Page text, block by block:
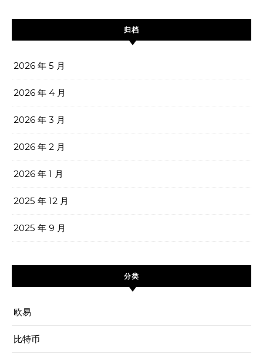
归档
2026 年 5 月
2026 年 4 月
2026 年 3 月
2026 年 2 月
2026 年 1 月
2025 年 12 月
2025 年 9 月
分类
欧易
比特币